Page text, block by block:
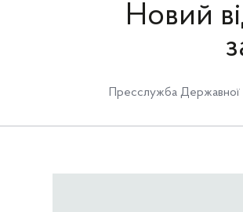
Новий
Пресслужба Державної